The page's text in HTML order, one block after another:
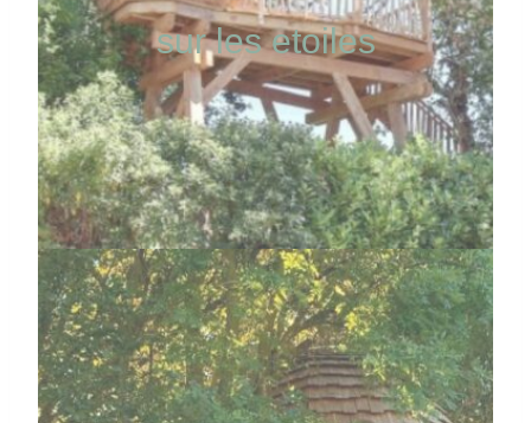
sur les etoiles